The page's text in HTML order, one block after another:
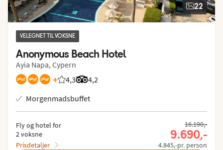
22
VELEGNET TIL VOKSNE
Anonymous Beach Hotel
Ayia Napa, Cypern
+ 4,3
Bedømmelse fra Spies gæster: 4.342/5
4,2
Bedømmelse fra Tripadvisor: 4.2 of 5
Morgenmadsbuffet
Fly og hotel for
2 voksne
Prisdetaljer
16.190,-
9.690,-
4.845,-pr. person